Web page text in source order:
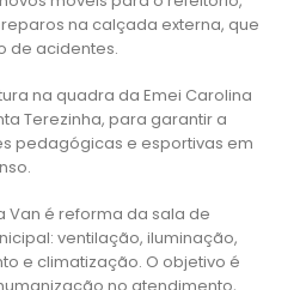
na calçada externa, que
de acidentes.
na quadra da Emei Carolina
Terezinha, para garantir a
pedagógicas e esportivas em
Van é reforma da sala de
ventilação, iluminação,
e climatização. O objetivo é
no atendimento,